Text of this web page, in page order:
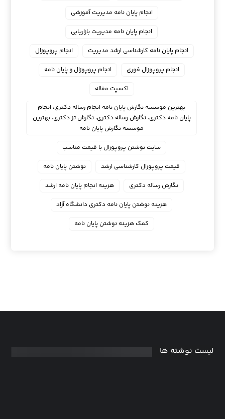
انجام پایان نامه مدیریت آموزشی
انجام پایان نامه مدیریت بازاریابی
انجام پایان نامه کارشناسی ارشد مدیریت
انجام پروپوزال
انجام پروپوزال فوری
انجام پروپوزال و پایان نامه
اکسپت مقاله
بهترین موسسه نگارش پایان نامه انجام رساله دکتری، انجام
پایان نامه دکتری، نگارش رساله دکتری، نگارش تز دکتری، بهترین
موسسه نگارش پایان نامه
سایت نوشتن پروپوزال با قیمت مناسب
قیمت پروپوزال کارشناسی ارشد
نوشتن پایان نامه
نگارش رساله دکتری
هزینه انجام پایان نامه ارشد
هزینه نوشتن پایان نامه دکتری دانشگاه آزاد
کمک هزینه نوشتن پایان نامه
لیست نوشته ها